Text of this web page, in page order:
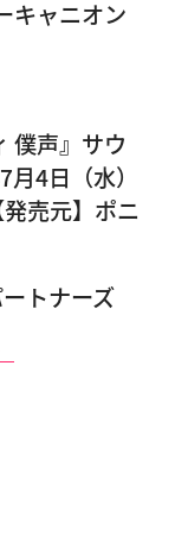
キャニオン
僕声』サウ
4日（水）
売元】ポニ
トナーズ